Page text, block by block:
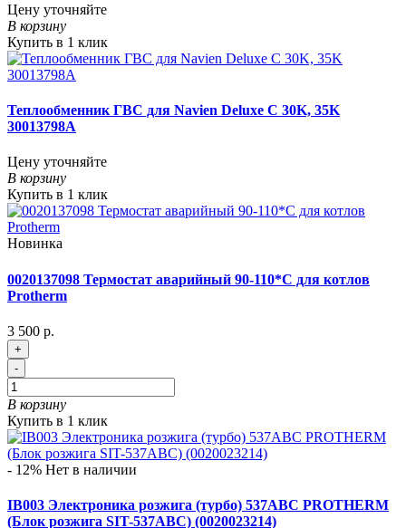
Цену уточняйте
В корзину
Купить в 1 клик
Теплообменник ГВС для Navien Deluxe С 30K, 35K
30013798A
Цену уточняйте
В корзину
Купить в 1 клик
Новинка
0020137098 Термостат аварийный 90-110*С для котлов
Protherm
3 500 р.
+
-
В корзину
Купить в 1 клик
- 12% Нет в наличии
IB003 Электроника розжига (турбо) 537ABC PROTHERM
(Блок розжига SIT-537ABC) (0020023214)